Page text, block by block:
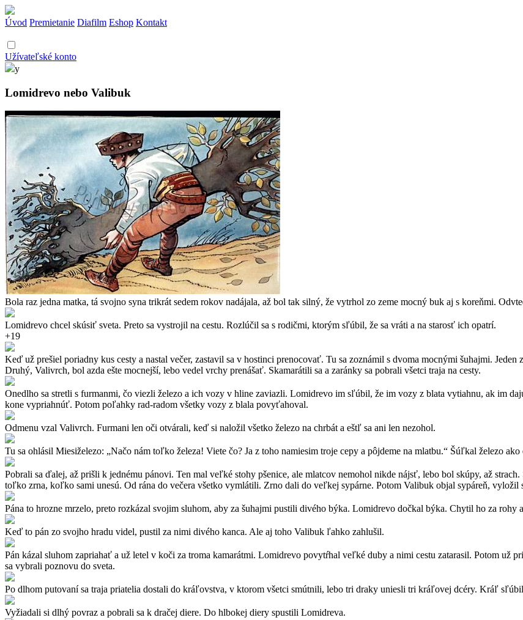
Úvod Premietanie Diafilm Eshop Kontakt
Užívateľské konto
y
Lomidrevo nebo Valibuk
Bola raz jedna matka, tá svojno syna trikrát sedem rokov nadájala, až bol tak silný, že vytrhol zo zeme mocný buk aj s koreňmi.
Lomidrevo chcel skúsiť sveta. Preto sa vystrojil na cestu. Rozlúčil sa s rodičmi, ktorým sľúbil, že sa vráti a na starosť ich opatrí.
+19
Keď už prešiel poriadny kus cesty a nastal večer, zastavil sa v hostinci prenocovať. Tu sa zoznámil s dvoma mocnými šuhajmi.
Druhý, Valivrch, bol azda ešte mocnejší, lebo vedel vrchy prenášať. Skamarátili sa a zaránky sa pobrali všetci traja na cesty.
Onedlho sa stretli s furmanmi, čo viezli železo a ich vozy v hline zaviazli. Lomidrevo im sľúbil, že im vozy z blata vytiahnu, ak im
kone vypriahnúť. Potom poľahky rad-radom všetky vozy z blala povyťahoval.
Odmenu vzal Valivrch. Furmani len oči otvárali, keď si naložil všetko železo na chrbát a eštľ sa ani len nezohol.
Tu sa ohlásil Miesiželezo: „Načo nám toľko železa! Viete čo? Ja z toho namiesim troje cepy a pôjdeme na mlatbu.“ Šúľkal železo ako
Pobrali sa ďalej, až prišli k jednému pánovi. Ten mal veľké stohy pšenice, ale mlatcov nemohol nikde nájsť, lebo bol skúpy, až
toľko zrna, koľko sami unesú. Od rána do večera všetko vymlátili. Zrno dali do veľkej sypárne. Potom Valibuk objal sypáreň, vyložil
Pána to hrozne mrzelo, preto rozkázal svojim sluhom, aby za šuhajmi pustili divého býka. Lomidrevo dočkal býka. Chytil ho za
Keď to pán zo svojho hradu videl, pustil za nimi divého kanca. Ale aj toho Valibuk ľahko zahlušil.
Pán kázal sluhom zapriahať a už letel v koči za troma kamarátmi. Lomidrevo povytŕhal veľké duby a nimi cestu zatarasil. Potom už
sa vybrali poznovu do sveta.
Po dlhom putovaní sa traja priatelia dostali do kráľovstva, v ktorom všetci smútnili, lebo tri draky uniesli tri kráľovej dcéry. Kráľ
Vyžiadali si dlhý povraz a pobrali sa k dračej diere. Do hlbokej diery spustili Lomidreva.